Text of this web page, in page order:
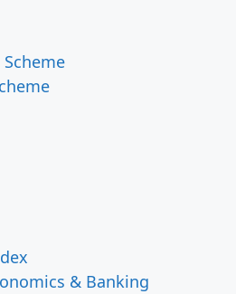
& Banking